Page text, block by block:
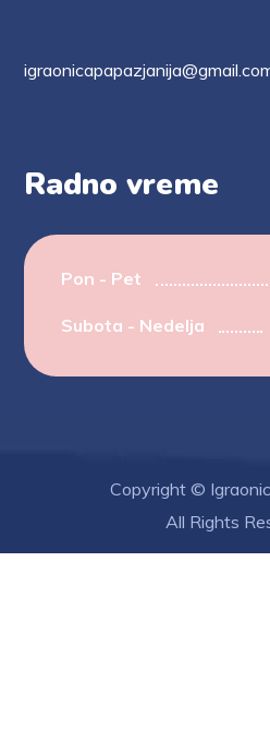
Radno vreme
Pon - Pet
Subota - Nedelja
Copyright ©
All Rights